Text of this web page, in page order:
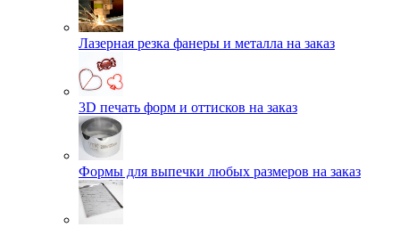
Лазерная резка фанеры и металла на заказ
3D печать форм и оттисков на заказ
Формы для выпечки любых размеров на заказ